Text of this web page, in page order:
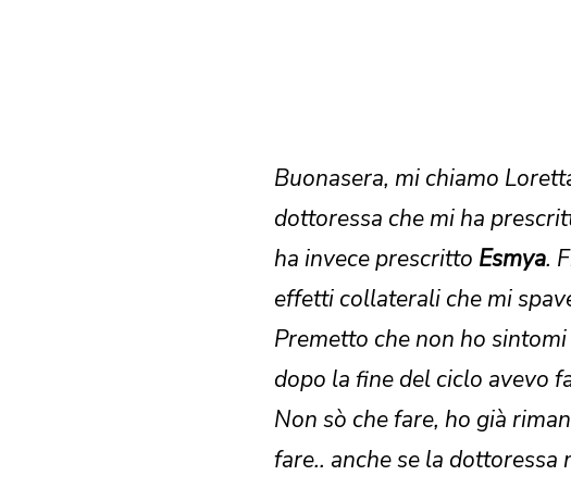
Buonasera, mi chiamo
dottoressa che mi ha
ha invece prescritto Esmya.
effetti collaterali che mi
Premetto che non ho
dopo la fine del ciclo avevo
Non sò che fare, ho già
fare.. anche se la